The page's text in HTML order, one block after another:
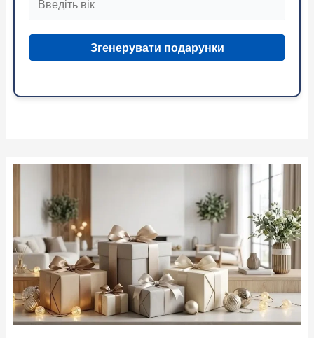
Згенерувати подарунки